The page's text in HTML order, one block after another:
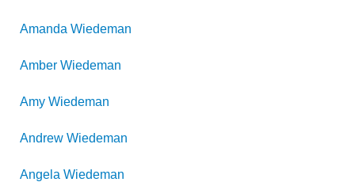
Amanda Wiedeman
Amber Wiedeman
Amy Wiedeman
Andrew Wiedeman
Angela Wiedeman